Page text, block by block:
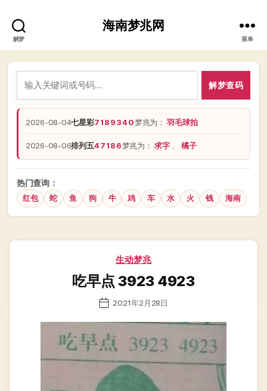
解梦
海南梦兆网
菜单
解梦查码
2026-08-04七星彩7189340梦兆为：羽毛球拍
2026-08-06排列五47186梦兆为：求字 橘子
热门查询：
红包 蛇 鱼 狗 牛 鸡 车 水 火 钱 海南
分
生动梦兆
吃早点 3923 4923
发
日
期
2021年2月28日